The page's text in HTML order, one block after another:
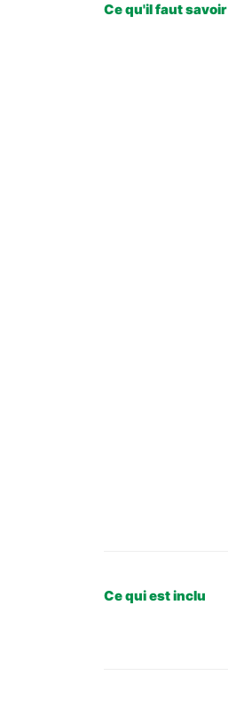
Ce qu'il faut savoir
Ce qui est inclu